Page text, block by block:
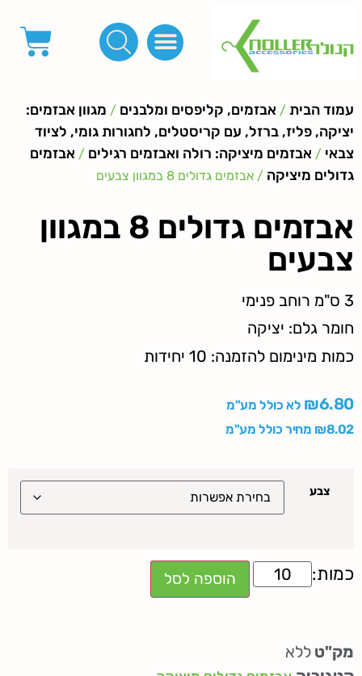
עמוד הבית / אבזמים, קליפסים ומלבנים / מגוון אבזמים:
יציקה, פליז, ברזל, עם קריסטלים, לחגורות גומי, לציוד
צבאי / אבזמים מיציקה: רולה ואבזמים רגילים / אבזמים
גדולים מיציקה / אבזמים גדולים 8 במגוון צבעים
אבזמים גדולים 8 במגוון
צבעים
3 ס"מ רוחב פנימי
חומר גלם: יציקה
כמות מינימום להזמנה: 10 יחידות
₪6.80
לא כולל מע"מ
₪8.02 מחיר כולל מע"מ
צבע
הוספה לסל
מק"ט ללא